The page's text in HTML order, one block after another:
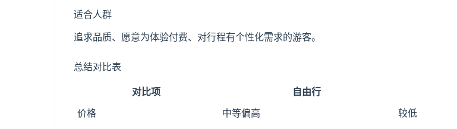
适合人群
追求品质、愿意为体验付费、对行程有个性化需求的游客。
总结对比表
对比项 自由行
价格 中等偏高 较低